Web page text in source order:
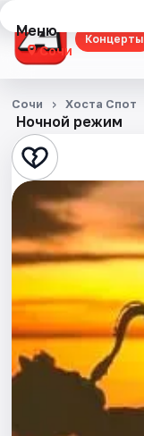
Концерты
Меню
Сочи
Концерты
Театр
Стендап
Выставки
Квесты
Экскурсии
Спорт
События
Ночной режим
Сочи Хоста Спот